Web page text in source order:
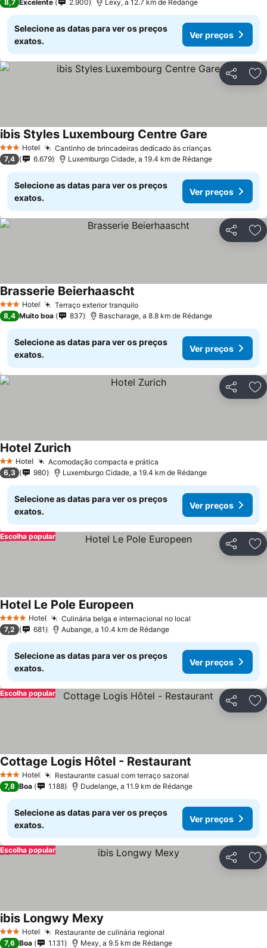
8,7 Excelente 2.900 Lexy, a 12.7 km de Rédange
Selecione as datas para ver os preços
exatos.
Ver preços
Partilhar
3 EstrelasHotel Cantinho de brincadeiras dedicado às criançasVer preços
ibis Styles Luxembourg Centre Gare
7,4 6.679 Luxemburgo Cidade, a 19.4 km de Rédange
Selecione as datas para ver os preços
exatos.
Ver preços
Partilhar
3 EstrelasHotel Terraço exterior tranquiloVer preços
Brasserie Beierhaascht
8,4 Muito boa 837 Bascharage, a 8.8 km de Rédange
Selecione as datas para ver os preços
exatos.
Ver preços
Partilhar
2 Estrelas
Hotel Acomodação compacta e prática
Hotel ZurichVer preços
6,3 980 Luxemburgo Cidade, a 19.4 km de Rédange
Selecione as datas para ver os preços
exatos.
Ver preços
Partilhar
Escolha popular
4 EstrelasHotel Culinária belga e internacional no local
Hotel Le Pole EuropeenVer preços
7,2 681 Aubange, a 10.4 km de Rédange
Selecione as datas para ver os preços
exatos.
Ver preços
Partilhar
Escolha popular
3 EstrelasHotel Restaurante casual com terraço sazonal
Cottage Logis Hôtel - Restaurant
7,8 Boa 1.188 Dudelange, a 11.9 km de Rédange
Selecione as datas para ver os preços
exatos.
Ver preços
Partilhar
Escolha popular
3 EstrelasHotel Restaurante de culinária regional
ibis Longwy Mexy
7,6 Boa 1.131 Mexy, a 9.5 km de Rédange